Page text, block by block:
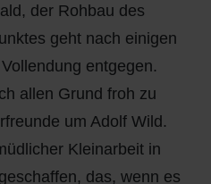
der Rohbau des
geht nach einigen
entgegen.
allen Grund froh zu
um Adolf Wild.
Kleinarbeit in
das, wenn es